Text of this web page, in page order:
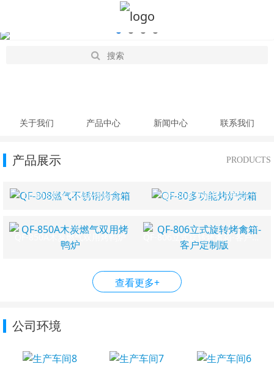
关于我们 产品中心 新闻中心 联系我们
产品展示 PRODUCTS
QF-808燃气不锈钢烤禽箱 QF-80多功能烤炉烤箱
QF-850A木炭燃气双用烤鸭炉 QF-806立式旋转烤禽箱-客户定制版
查看更多+
公司环境